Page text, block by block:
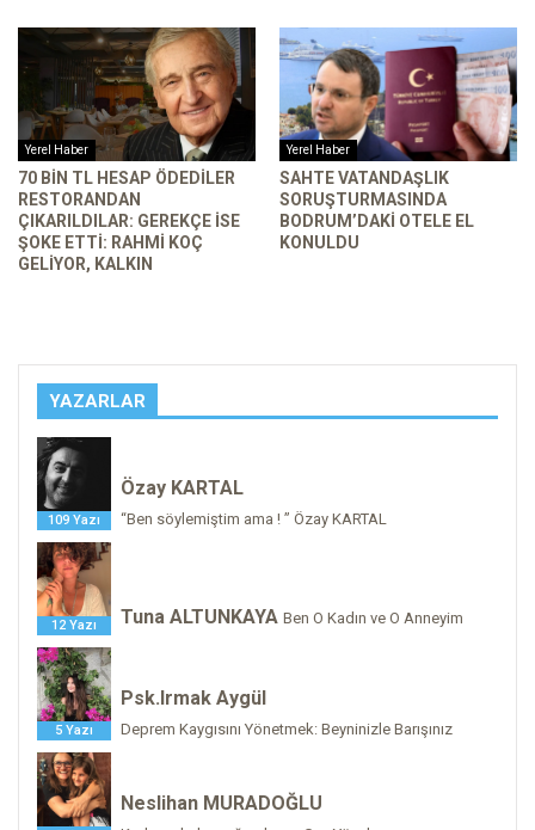
Yerel Haber
70 BIN TL HESAP ÖDEDILER
RESTORANDAN
ÇIKARILDILAR: GEREKÇE ISE
ŞOKE ETTI: RAHMI KOÇ
GELIYOR, KALKIN
Yerel Haber
SAHTE VATANDAŞLIK
SORUŞTURMASINDA
BODRUM’DAKI OTELE EL
KONULDU
YAZARLAR
109 Yazı
Özay KARTAL
“Ben söylemiştim ama ! ” Özay KARTAL
12 Yazı Tuna ALTUNKAYA Ben O Kadın ve O Anneyim
5 Yazı
Psk.Irmak Aygül
Deprem Kaygısını Yönetmek: Beyninizle Barışınız
Neslihan MURADOĞLU